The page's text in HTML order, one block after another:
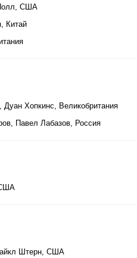
США
Китай
, Дуан Хопкинс, Великобритания
Павел Лабазов, Россия
Штерн, США